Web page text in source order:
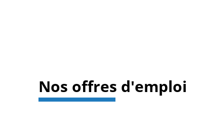
Nos offres d'emploi